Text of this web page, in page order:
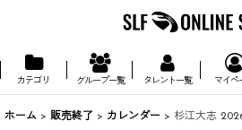
カテゴリ グループ一覧 タレント一覧 マイペ
ホーム > 販売終了 > カレンダー > 杉江大志